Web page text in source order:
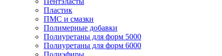
Пластик
ПМС и смазки
Полимерные добавки
Полиуретаны для форм 5000
Полиуретаны для форм 6000